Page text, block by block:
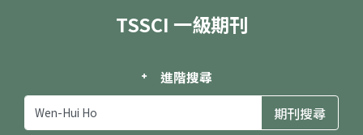
TSSCI 一級期刊
進階搜尋